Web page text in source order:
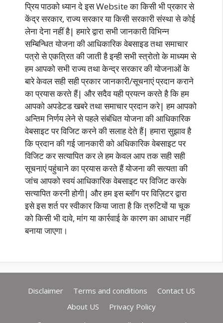
प्रिय पाठको ध्यान दे इस Website का किसी भी प्रकार से
केंद्र सरकार, राज्य सरकार या किसी सरकारी संस्था से कोई
लेना देना नहीं है| हमारे द्वारा सभी जानकारी विभिन्न
सम्बिन्धित योजना की आधिकारिक वेबसाइड तथा समाचार
पत्रो से एकत्रित की जाती है इन्ही सभी स्त्रोतो के माध्यम से
हम आपको सभी राज्य तथा केन्द्र सरकार की योजनाओं के
बारे केवल सही सही प्रकार जानकारी/सूचनाएं प्रदान कराने
का प्रयास करते हैं| और सदैव यही प्रयत्न करते है कि हम
आपको अपडेटड खबरे तथा समाचार प्रदान करे| हम आपको
अन्तिम निर्णय लेने से पहले संबंधित योजना की आधिकारिक
वेबसाइट पर विजिट करने की सलाह देते हैं| हमारा सुझाव है
कि प्रदान की गई जानकारी को अधिकारिक वेबसाइट पर
विजिट कर सत्यापित कर ले हम केवल आप तक सही सही
सूचनाएं पहुंचाने का प्रयास करते हैं योजना की सत्यता की
जांच आपको स्वयं आधिकारिक वेबसाइट पर विजिट करके
सत्यापित करनी होगी| और हम इस ब्लॉग पर विज़िटर द्वारा
इसे इस शर्त पर स्वीकार किया जाता है कि त्रुटियों या चूक
को किसी भी दावे, मांग या कार्रवाई के कारण का आधार नहीं
बनाया जाएगा।
Disclaimer Terms and conditions
Contact US
About US
Privacy Policy